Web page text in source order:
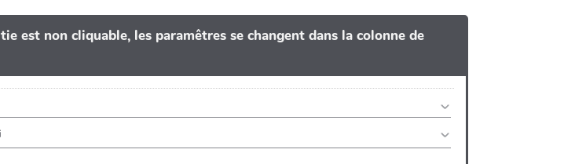
est non cliquable, les paramêtres se changent dans la colonne de